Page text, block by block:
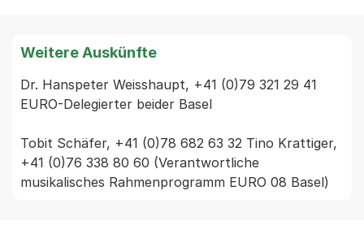
Weitere Auskünfte
Dr. Hanspeter Weisshaupt, +41 (0)79 321 29 41
EURO-Delegierter beider Basel
Tobit Schäfer, +41 (0)78 682 63 32 Tino Krattiger,
+41 (0)76 338 80 60 (Verantwortliche
musikalisches Rahmenprogramm EURO 08 Basel)